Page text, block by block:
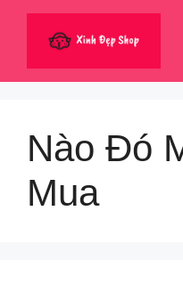
dung
Nào Đó
Mua